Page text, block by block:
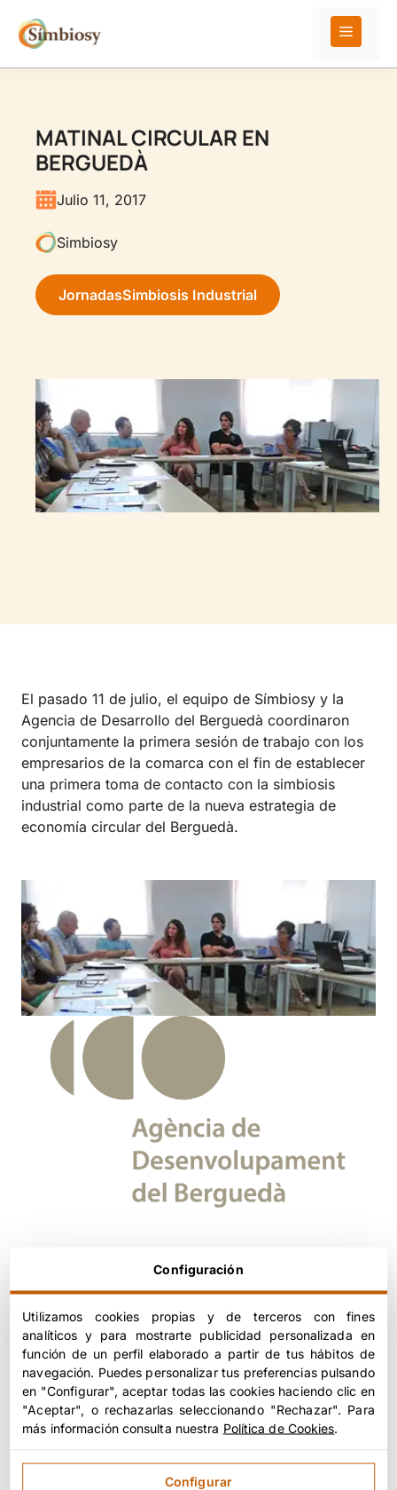
contenido
MATINAL CIRCULAR EN
BERGUEDÀ
Julio 11, 2017
Simbiosy
JornadasSimbiosis Industrial
El pasado 11 de julio, el equipo de Símbiosy y la
Agencia de Desarrollo del Berguedà coordinaron
conjuntamente la primera sesión de trabajo con los
empresarios de la comarca con el fin de establecer
una primera toma de contacto con la simbiosis
industrial como parte de la nueva estrategia de
economía circular del Berguedà.
​El objetivo de la jornada era crear un espacio
identificar nuevas oportunidades de negocio a
través de posibles sinergias entre ellas. En el
transcurso de la sesión y gracias a un intercambio
abierto de información e ideas, se identificaron las
necesidades compartidas por el grupo y surgieron
las primeras conexiones entre empresas.
Configuración
Utilizamos cookies propias y de terceros con fines
analíticos y para mostrarte publicidad personalizada en
función de un perfil elaborado a partir de tus hábitos de
navegación. Puedes personalizar tus preferencias pulsando
en "Configurar", aceptar todas las cookies haciendo clic en
"Aceptar", o rechazarlas seleccionando "Rechazar". Para
más información consulta nuestra Política de Cookies
Configurar